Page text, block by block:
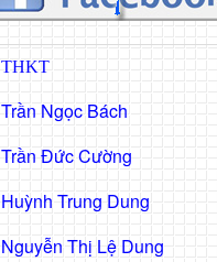
THKT
Trần Ngọc Bách
Trần Đức Cường
Huỳnh Trung Dung
Nguyễn Thị Lệ Dung